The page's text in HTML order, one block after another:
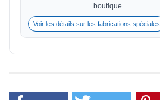
boutique.
Voir les détails sur les fabrications spéciales